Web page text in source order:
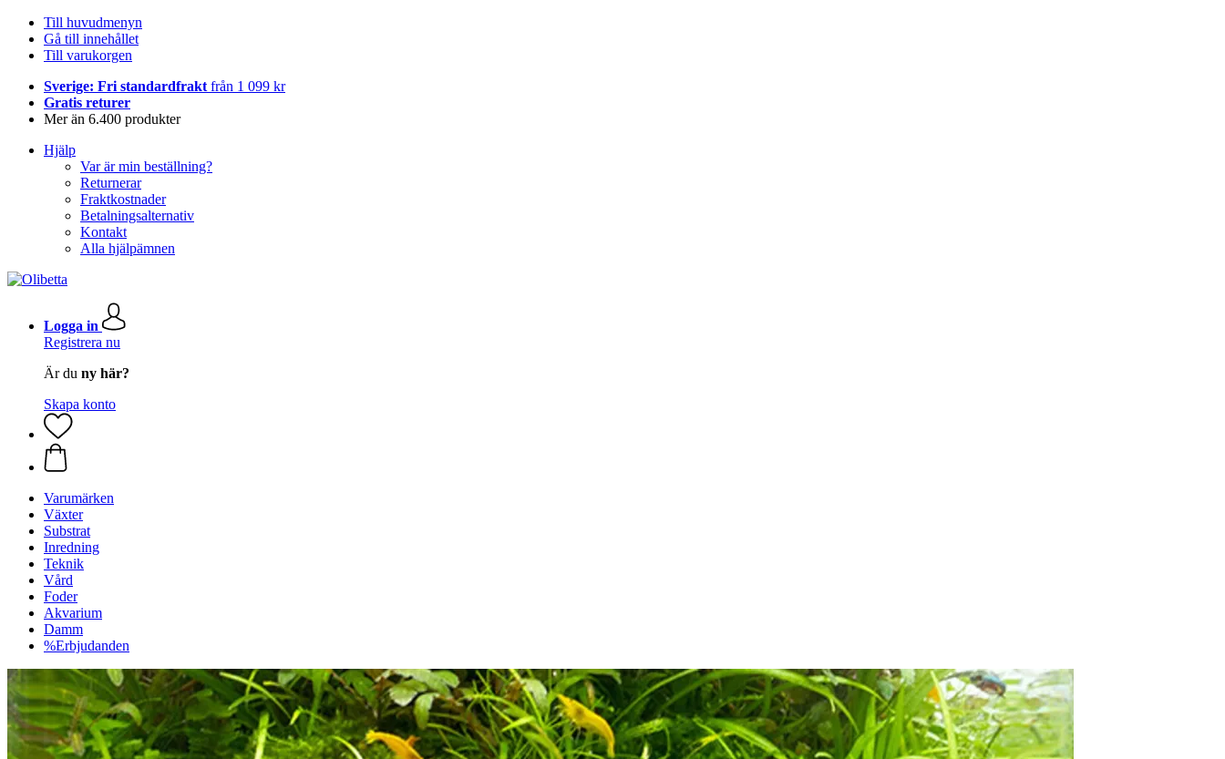
Till huvudmenyn
Gå till innehållet
Till varukorgen
Sverige: Fri standardfrakt från 1 099 kr
Gratis returer
Mer än 6.400 produkter
Hjälp
Var är min beställning?
Returnerar
Fraktkostnader
Betalningsalternativ
Kontakt
Alla hjälpämnen
Logga in
Registrera nu
Är du ny här?
Skapa konto
Varumärken
Växter
Substrat
Inredning
Teknik
Vård
Foder
Akvarium
Damm
%Erbjudanden